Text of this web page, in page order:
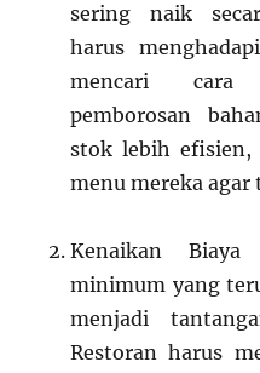
sering naik
harus
mencari cara
pemborosan
stok lebih efisien,
menu mereka
Kenaikan
minimum yang
menjadi
Restoran harus